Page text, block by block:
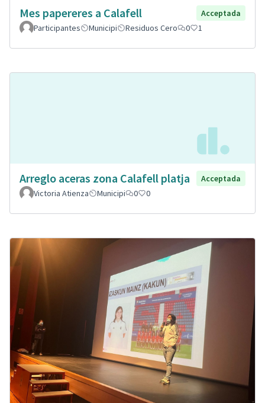
Mes papereres a Calafell
Acceptada
Participantes
Municipi Residuos Cero 0 1
Arreglo aceras zona Calafell platja
Acceptada
Victoria Atienza
Municipi 0 0